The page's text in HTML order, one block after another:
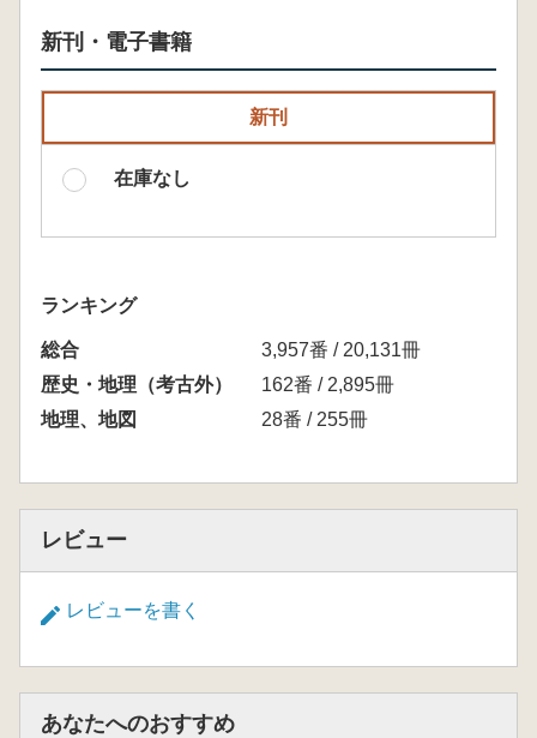
新刊・電子書籍
新刊
在庫なし
ランキング
総合
3,957番 / 20,131冊
歴史・地理（考古外）
162番 / 2,895冊
地理、地図
28番 / 255冊
レビュー
レビューを書く
あなたへのおすすめ